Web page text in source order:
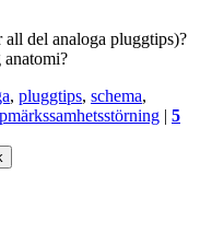
del analoga pluggtips)?
anatomi?
, pluggtips, schema,
| 5